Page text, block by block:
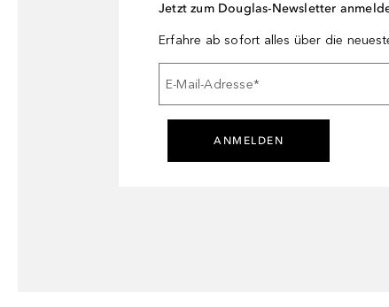
Jetzt zum Douglas-Newsletter
Erfahre ab sofort alles über die
E-Mail-Adresse*
ANMELDEN